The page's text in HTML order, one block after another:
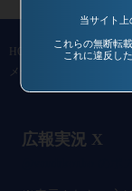
当サイト
これらの無断転
これに違反し
HOME 作品一覧 過去
メールマガジン
広報実況 X